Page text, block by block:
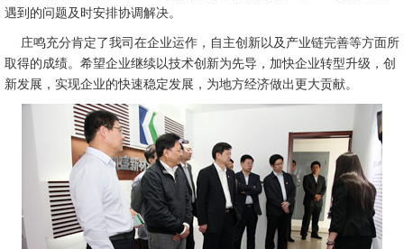
遇到的问题及时安排协调解决。
庄鸣充分肯定了我司在企业运作，自主创新以及产业链完善等方面所
取得的成绩。希望企业继续以技术创新为先导，加快企业转型升级，创
新发展，实现企业的快速稳定发展，为地方经济做出更大贡献。